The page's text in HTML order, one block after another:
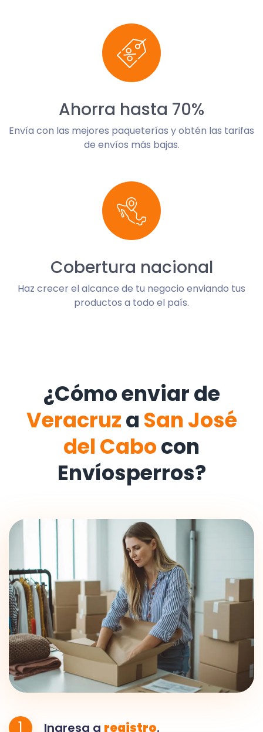
Ahorra hasta 70%
Envía con las mejores paqueterías y obtén las tarifas
de envíos más bajas.
Cobertura nacional
Haz crecer el alcance de tu negocio enviando tus
productos a todo el país.
¿Cómo enviar de
Veracruza San José
del Cabocon
Envíosperros?
1 Ingresa a registro.